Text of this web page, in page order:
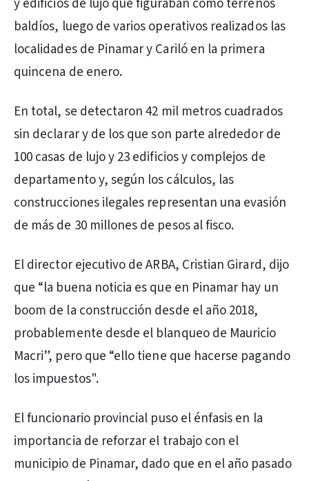
y edificios de lujo que figuraban como terrenos
baldíos, luego de varios operativos realizados las
localidades de Pinamar y Cariló en la primera
quincena de enero.
En total, se detectaron 42 mil metros cuadrados
sin declarar y de los que son parte alrededor de
100 casas de lujo y 23 edificios y complejos de
departamento y, según los cálculos, las
construcciones ilegales representan una evasión
de más de 30 millones de pesos al fisco.
El director ejecutivo de ARBA, Cristian Girard, dijo
que “la buena noticia es que en Pinamar hay un
boom de la construcción desde el año 2018,
probablemente desde el blanqueo de Mauricio
Macri”, pero que “ello tiene que hacerse pagando
los impuestos".
El funcionario provincial puso el énfasis en la
importancia de reforzar el trabajo con el
municipio de Pinamar, dado que en el año pasado